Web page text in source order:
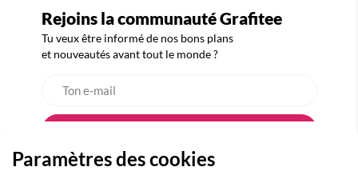
Rejoins la communauté Grafitee
Tu veux être informé de nos bons plans
et nouveautés avant tout le monde ?
Paramètres des cookies